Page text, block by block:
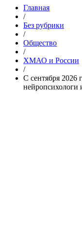
Главная
/
Без рубрики
/
Общество
/
ХМАО и России
/
С сентября 2026
нейропсихологи